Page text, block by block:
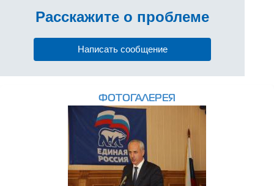
Расскажите о проблеме
Написать сообщение
ФОТОГАЛЕРЕЯ